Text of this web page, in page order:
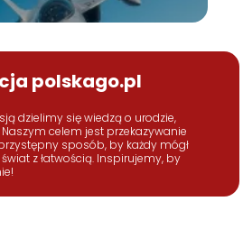
polskago.pl
dzielimy się wiedzą o urodzie,
celem jest przekazywanie
sposób, by każdy mógł
z łatwością. Inspirujemy, by